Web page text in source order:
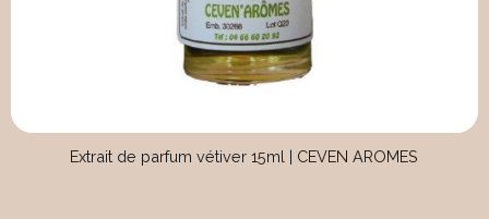
Extrait de parfum vétiver 15ml | CEVEN AROMES